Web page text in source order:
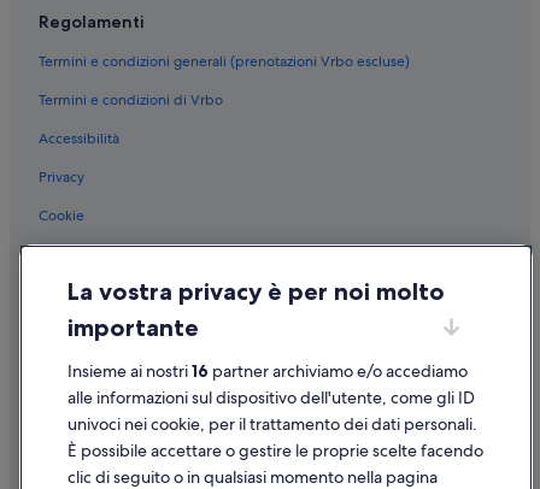
Regolamenti
Termini e condizioni generali (prenotazioni Vrbo escluse)
Termini e condizioni di Vrbo
Accessibilità
Privacy
Cookie
Condizioni per l'utilizzo
Informazioni legali/Contatti
Linee guida sui contenuti e segnalazione dei contenuti
Supporto
Assistenza clienti
Contattaci
La vostra privacy è per noi molto
importante
Insieme ai nostri16 partner archiviamo e/o accediamo
alle informazioni sul dispositivo dell'utente, come gli ID
univoci nei cookie, per il trattamento dei dati personali.
È possibile accettare o gestire le proprie scelte facendo
clic di seguito o in qualsiasi momento nella pagina